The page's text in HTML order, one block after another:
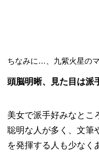
ちなみに…、九紫火星の
頭脳明晰、見た目は派
美女で派手好みなとこ
聡明な人が多く、文筆
を発揮する人も少なく